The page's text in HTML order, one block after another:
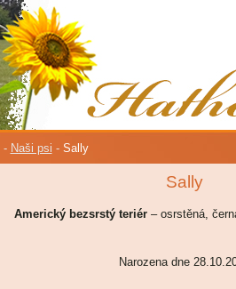
- Naši psi - Sally
Sally
Americký bezsrstý teriér– osrstěná,
Narozena dne